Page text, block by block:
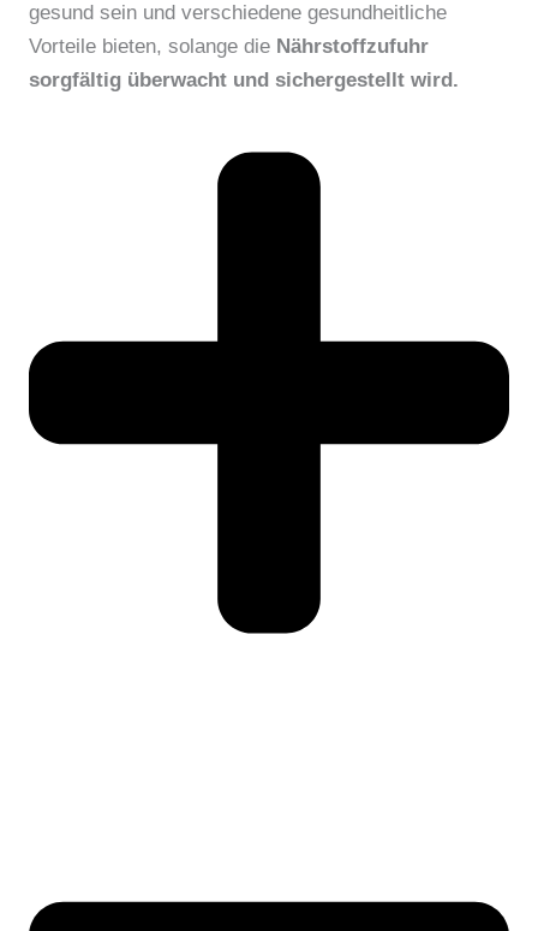
gesund sein und verschiedene gesundheitliche
Vorteile bieten, solange die Nährstoffzufuhr
sorgfältig überwacht und sichergestellt wird.